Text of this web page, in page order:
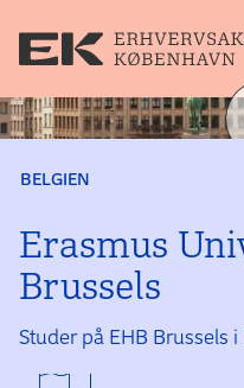
BELGIEN
Erasmus
Brussels
Studer på EHB Brussels